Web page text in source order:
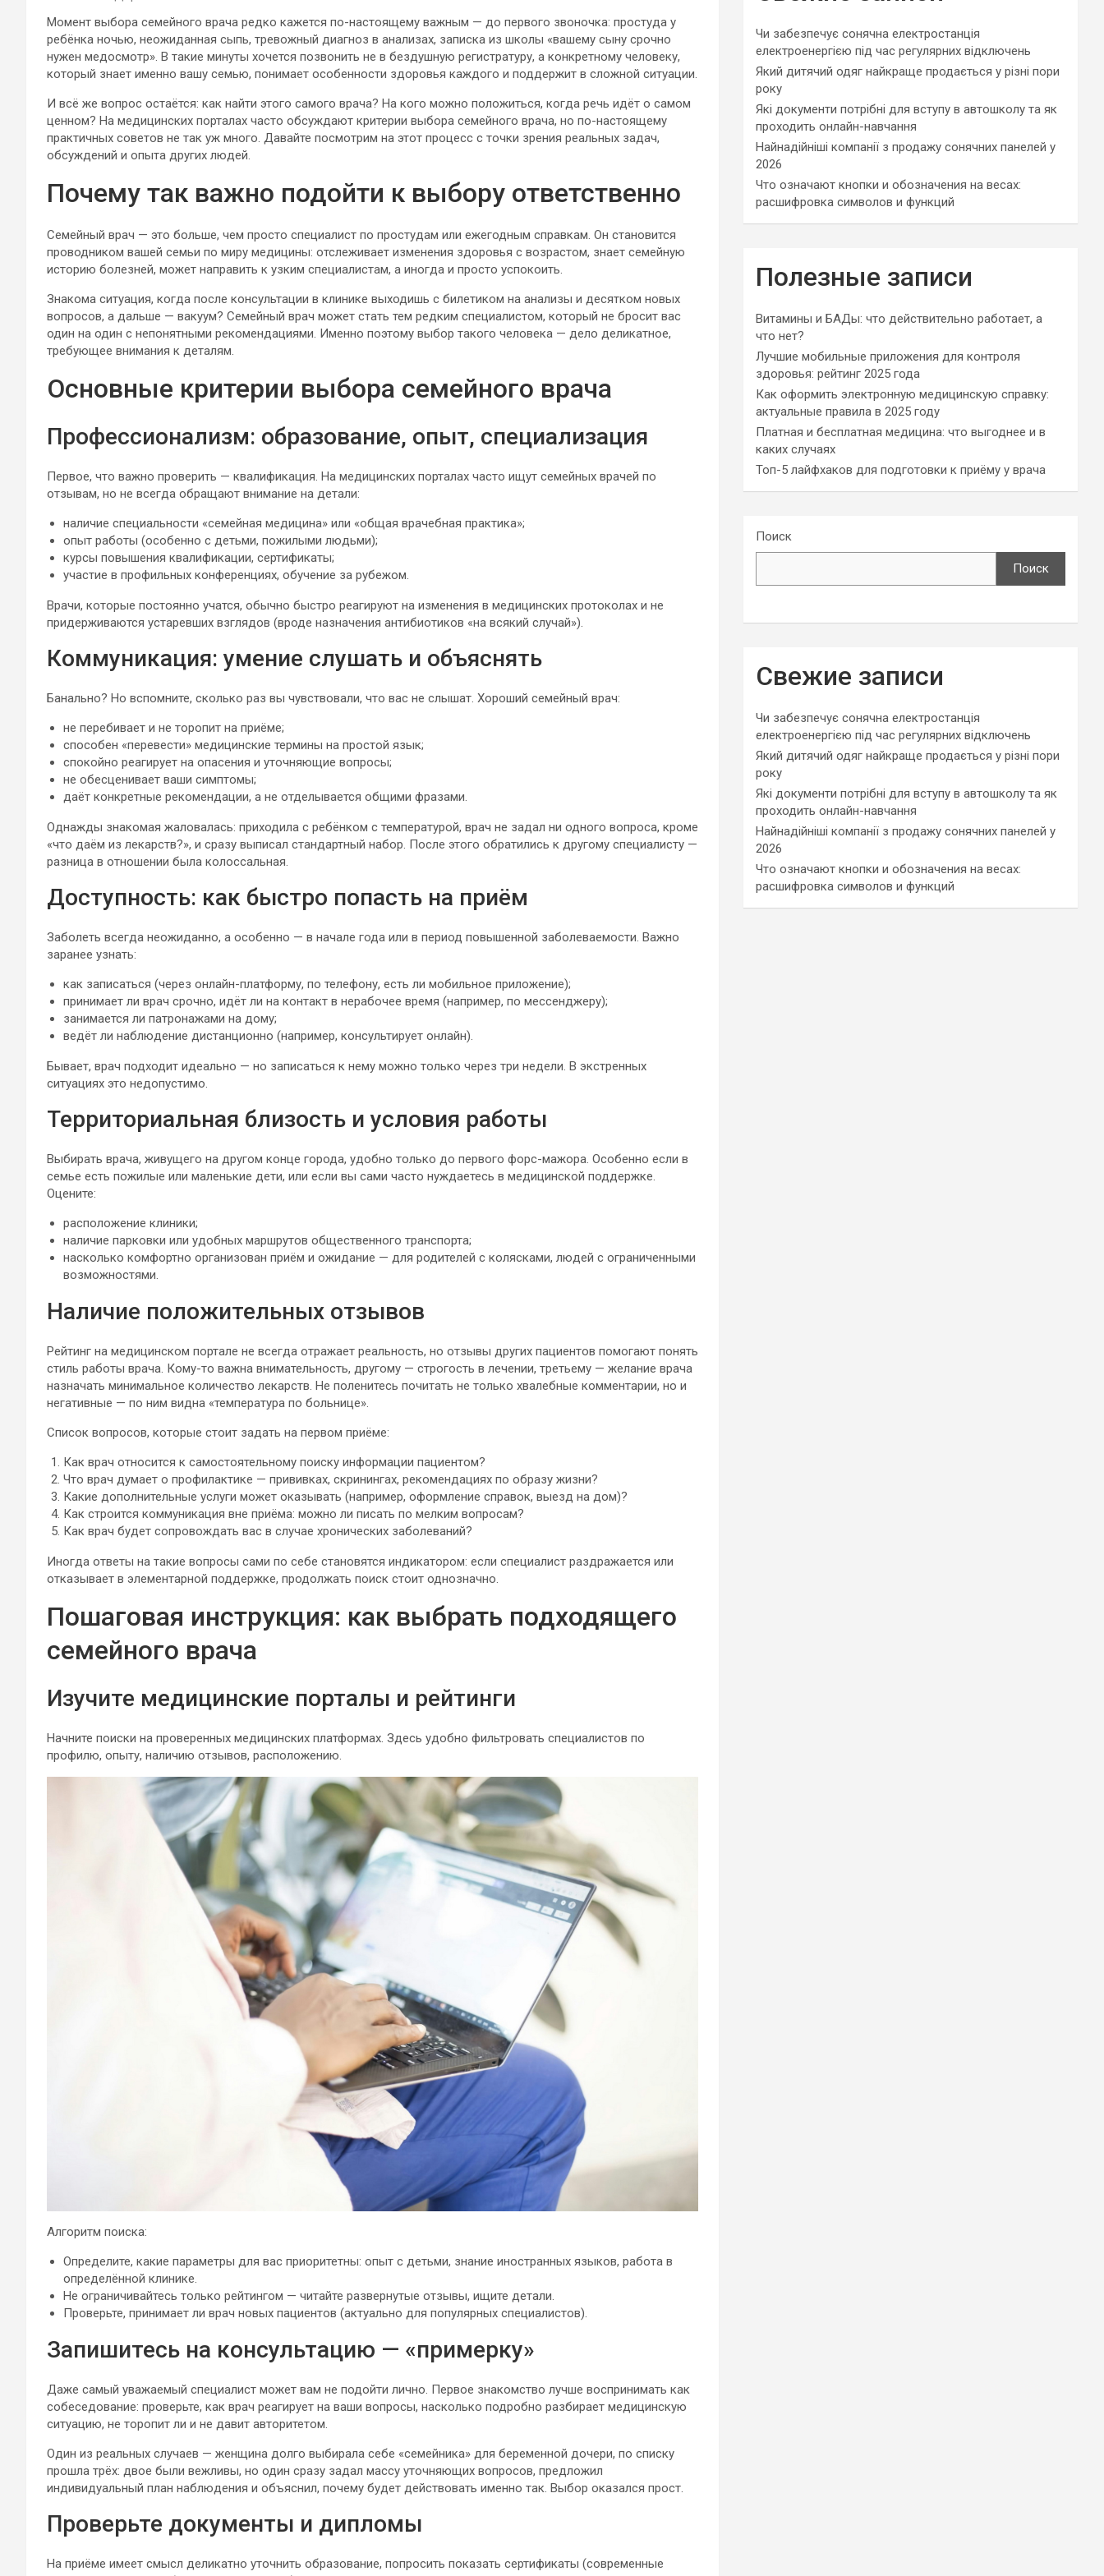
Момент выбора семейного врача редко кажется по-настоящему важным — до первого звоночка: простуда у
ребёнка ночью, неожиданная сыпь, тревожный диагноз в анализах, записка из школы «вашему сыну срочно
нужен медосмотр». В такие минуты хочется позвонить не в бездушную регистратуру, а конкретному человеку,
который знает именно вашу семью, понимает особенности здоровья каждого и поддержит в сложной ситуации.
И всё же вопрос остаётся: как найти этого самого врача? На кого можно положиться, когда речь идёт о самом
ценном? На медицинских порталах часто обсуждают критерии выбора семейного врача, но по-настоящему
практичных советов не так уж много. Давайте посмотрим на этот процесс с точки зрения реальных задач,
обсуждений и опыта других людей.
Почему так важно подойти к выбору ответственно
Семейный врач — это больше, чем просто специалист по простудам или ежегодным справкам. Он становится
проводником вашей семьи по миру медицины: отслеживает изменения здоровья с возрастом, знает семейную
историю болезней, может направить к узким специалистам, а иногда и просто успокоить.
Знакома ситуация, когда после консультации в клинике выходишь с билетиком на анализы и десятком новых
вопросов, а дальше — вакуум? Семейный врач может стать тем редким специалистом, который не бросит вас
один на один с непонятными рекомендациями. Именно поэтому выбор такого человека — дело деликатное,
требующее внимания к деталям.
Основные критерии выбора семейного врача
Профессионализм: образование, опыт, специализация
Первое, что важно проверить — квалификация. На медицинских порталах часто ищут семейных врачей по
отзывам, но не всегда обращают внимание на детали:
наличие специальности «семейная медицина» или «общая врачебная практика»;
опыт работы (особенно с детьми, пожилыми людьми);
курсы повышения квалификации, сертификаты;
участие в профильных конференциях, обучение за рубежом.
Врачи, которые постоянно учатся, обычно быстро реагируют на изменения в медицинских протоколах и не
придерживаются устаревших взглядов (вроде назначения антибиотиков «на всякий случай»).
Коммуникация: умение слушать и объяснять
Банально? Но вспомните, сколько раз вы чувствовали, что вас не слышат. Хороший семейный врач:
не перебивает и не торопит на приёме;
способен «перевести» медицинские термины на простой язык;
спокойно реагирует на опасения и уточняющие вопросы;
не обесценивает ваши симптомы;
даёт конкретные рекомендации, а не отделывается общими фразами.
Однажды знакомая жаловалась: приходила с ребёнком с температурой, врач не задал ни одного вопроса, кроме
«что даём из лекарств?», и сразу выписал стандартный набор. После этого обратились к другому специалисту —
разница в отношении была колоссальная.
Доступность: как быстро попасть на приём
Заболеть всегда неожиданно, а особенно — в начале года или в период повышенной заболеваемости. Важно
заранее узнать:
как записаться (через онлайн-платформу, по телефону, есть ли мобильное приложение);
принимает ли врач срочно, идёт ли на контакт в нерабочее время (например, по мессенджеру);
занимается ли патронажами на дому;
ведёт ли наблюдение дистанционно (например, консультирует онлайн).
Бывает, врач подходит идеально — но записаться к нему можно только через три недели. В экстренных
ситуациях это недопустимо.
Территориальная близость и условия работы
Выбирать врача, живущего на другом конце города, удобно только до первого форс-мажора. Особенно если в
семье есть пожилые или маленькие дети, или если вы сами часто нуждаетесь в медицинской поддержке.
Оцените:
расположение клиники;
наличие парковки или удобных маршрутов общественного транспорта;
насколько комфортно организован приём и ожидание — для родителей с колясками, людей с ограниченными
возможностями.
Наличие положительных отзывов
Рейтинг на медицинском портале не всегда отражает реальность, но отзывы других пациентов помогают понять
стиль работы врача. Кому-то важна внимательность, другому — строгость в лечении, третьему — желание врача
назначать минимальное количество лекарств. Не поленитесь почитать не только хвалебные комментарии, но и
негативные — по ним видна «температура по больнице».
Список вопросов, которые стоит задать на первом приёме:
Как врач относится к самостоятельному поиску информации пациентом?
Что врач думает о профилактике — прививках, скринингах, рекомендациях по образу жизни?
Какие дополнительные услуги может оказывать (например, оформление справок, выезд на дом)?
Как строится коммуникация вне приёма: можно ли писать по мелким вопросам?
Как врач будет сопровождать вас в случае хронических заболеваний?
Иногда ответы на такие вопросы сами по себе становятся индикатором: если специалист раздражается или
отказывает в элементарной поддержке, продолжать поиск стоит однозначно.
Пошаговая инструкция: как выбрать подходящего
семейного врача
Изучите медицинские порталы и рейтинги
Начните поиски на проверенных медицинских платформах. Здесь удобно фильтровать специалистов по
профилю, опыту, наличию отзывов, расположению.
Алгоритм поиска:
Определите, какие параметры для вас приоритетны: опыт с детьми, знание иностранных языков, работа в
определённой клинике.
Не ограничивайтесь только рейтингом — читайте развернутые отзывы, ищите детали.
Проверьте, принимает ли врач новых пациентов (актуально для популярных специалистов).
Запишитесь на консультацию — «примерку»
Даже самый уважаемый специалист может вам не подойти лично. Первое знакомство лучше воспринимать как
собеседование: проверьте, как врач реагирует на ваши вопросы, насколько подробно разбирает медицинскую
ситуацию, не торопит ли и не давит авторитетом.
Один из реальных случаев — женщина долго выбирала себе «семейника» для беременной дочери, по списку
прошла трёх: двое были вежливы, но один сразу задал массу уточняющих вопросов, предложил
индивидуальный план наблюдения и объяснил, почему будет действовать именно так. Выбор оказался прост.
Проверьте документы и дипломы
На приёме имеет смысл деликатно уточнить образование, попросить показать сертификаты (современные
Чи забезпечує сонячна електростанція
електроенергією під час регулярних відключень
Який дитячий одяг найкраще продається у різні пори
року
Які документи потрібні для вступу в автошколу та як
проходить онлайн-навчання
Найнадійніші компанії з продажу сонячних панелей у
2026
Что означают кнопки и обозначения на весах:
расшифровка символов и функций
Полезные записи
Витамины и БАДы: что действительно работает, а
что нет?
Лучшие мобильные приложения для контроля
здоровья: рейтинг 2025 года
Как оформить электронную медицинскую справку:
актуальные правила в 2025 году
Платная и бесплатная медицина: что выгоднее и в
каких случаях
Топ-5 лайфхаков для подготовки к приёму у врача
Поиск
Поиск
Свежие записи
Чи забезпечує сонячна електростанція
електроенергією під час регулярних відключень
Який дитячий одяг найкраще продається у різні пори
року
Які документи потрібні для вступу в автошколу та як
проходить онлайн-навчання
Найнадійніші компанії з продажу сонячних панелей у
2026
Что означают кнопки и обозначения на весах:
расшифровка символов и функций